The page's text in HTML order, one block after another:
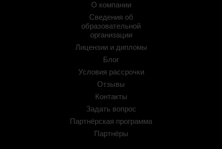
О компании
Сведения об
образовательной
организации
Лицензии и дипломы
Блог
Условия рассрочки
Отзывы
Контакты
Задать вопрос
Партнёрская программа
Партнёры